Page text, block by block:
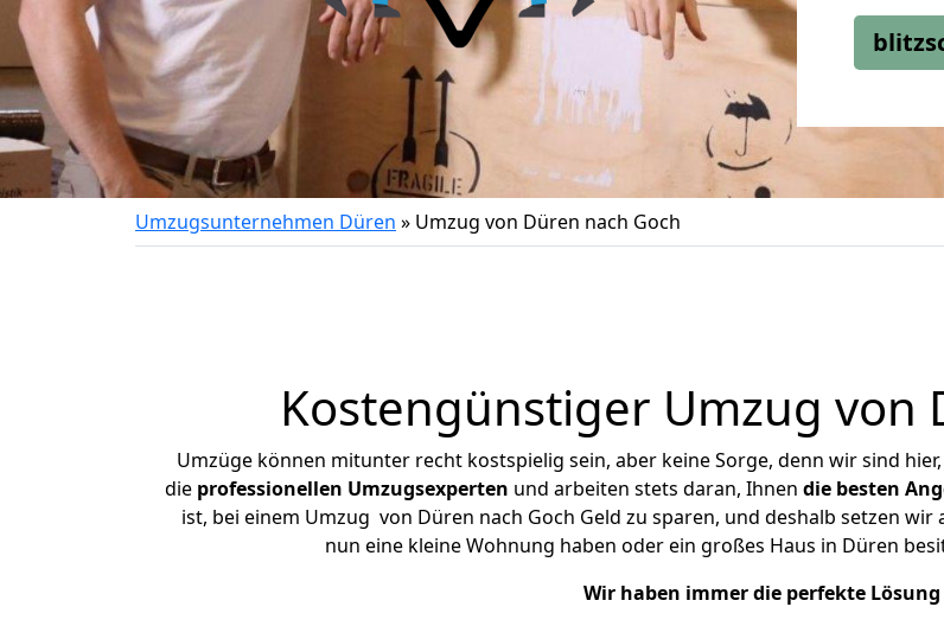
Umzugsunternehmen Düren » Umzug von Düren nach Goch
Kostengünstiger Umzug von
Umzüge können mitunter recht kostspielig sein, aber keine Sorge, denn wir sind
die professionellen Umzugsexperten und arbeiten stets daran, Ihnen die besten
ist, bei einem Umzug von Düren nach Goch Geld zu sparen, und deshalb setzen wir
nun eine kleine Wohnung haben oder ein großes Haus in Düren
Wir haben immer die perfekte Lösung